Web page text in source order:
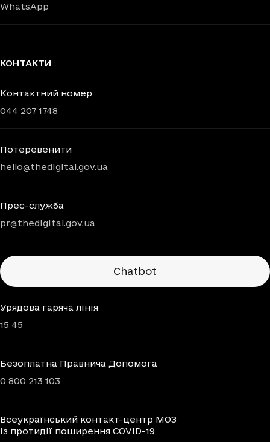
WhatsApp
КОНТАКТИ
Контактний номер
044 207 1748
Потеревенити
hello@thedigital.gov.ua
Прес-служба
pr@thedigital.gov.ua
Chatbots
Chatbot
Урядова гаряча лінія
15 45
Безоплатна Правнича Допомога
0 800 213 103
Всеукраїнський контакт-центр МОЗ
із протидії поширення COVID-19